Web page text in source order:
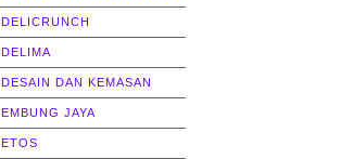
DELICRUNCH
DELIMA
DESAIN DAN KEMASAN
EMBUNG JAYA
ETOS